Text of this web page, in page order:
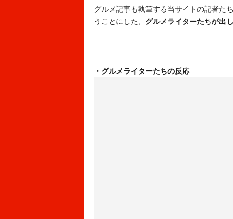
グルメ記事も執筆する当サイトの記者た
うことにした。 グルメライターたちが出
・グルメライターたちの反応